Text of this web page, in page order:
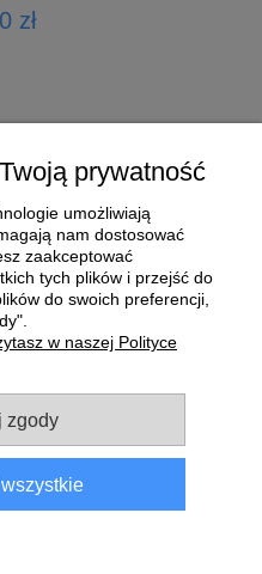
zł
| NIP: 6492311073 | ul.
prywatność
umożliwiają
nam dostosować
zaakceptować
tych plików i przejść do
do swoich preferencji,
w naszej Polityce
zgody